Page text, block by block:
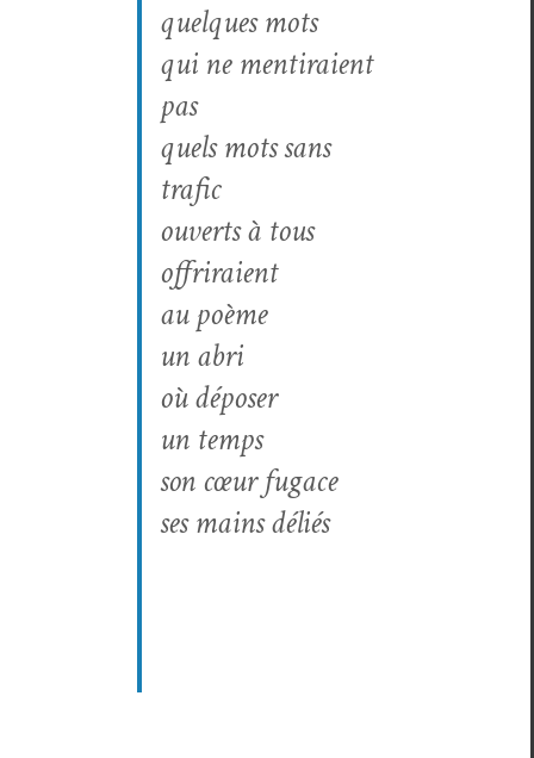
quelques mots
qui ne men­ti­raient
pas
quels mots sans
trafic
ouverts à tous
offriraient
au poème
un abri
où dépos­er
un temps
son cœur fugace
ses mains déliés